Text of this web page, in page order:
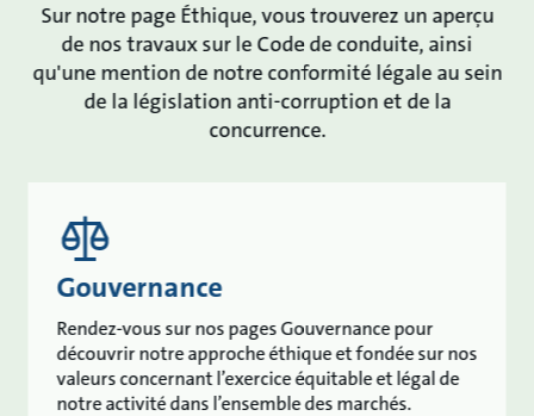
Sur notre page Éthique, vous trouverez un aperçu
de nos travaux sur le Code de conduite, ainsi
qu'une mention de notre conformité légale au sein
de la législation anti-corruption et de la
concurrence.
Gouvernance
Rendez-vous sur nos pages Gouvernance pour
découvrir notre approche éthique et fondée sur nos
valeurs concernant l’exercice équitable et légal de
notre activité dans l’ensemble des marchés.